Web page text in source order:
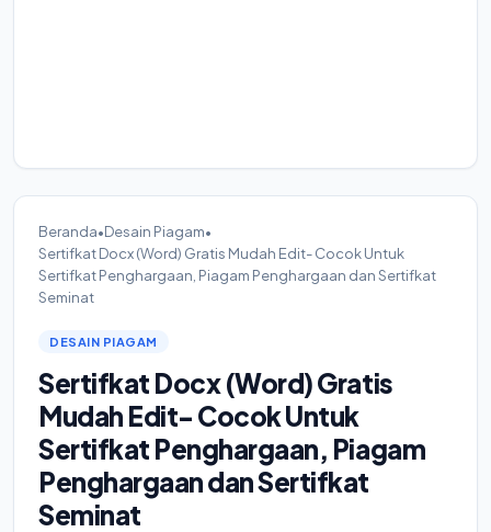
Beranda•Desain Piagam•
Sertifkat Docx (Word) Gratis Mudah Edit- Cocok Untuk
Sertifkat Penghargaan, Piagam Penghargaan dan Sertifkat
Seminat
DESAIN PIAGAM
Sertifkat Docx (Word) Gratis
Mudah Edit- Cocok Untuk
Sertifkat Penghargaan, Piagam
Penghargaan dan Sertifkat
Seminat